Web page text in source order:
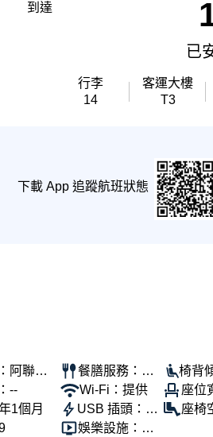
到達
已
行李
14
客運大樓
T3
下載 App 追蹤航班狀態
阿聯酋
--
1個月
餐膳服務：提
供
Wi-Fi：提供
USB 插頭：提
供
娛樂設施：提
椅背
0°
座位
座椅